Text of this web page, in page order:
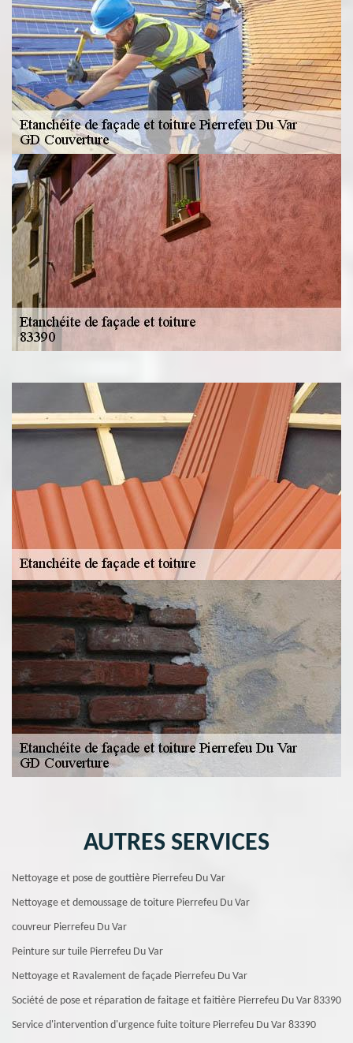
AUTRES SERVICES
Nettoyage et pose de gouttière Pierrefeu Du Var
Nettoyage et demoussage de toiture Pierrefeu Du Var
couvreur Pierrefeu Du Var
Peinture sur tuile Pierrefeu Du Var
Nettoyage et Ravalement de façade Pierrefeu Du Var
Société de pose et réparation de faitage et faitière Pierrefeu Du Var 83390
Service d'intervention d'urgence fuite toiture Pierrefeu Du Var 83390